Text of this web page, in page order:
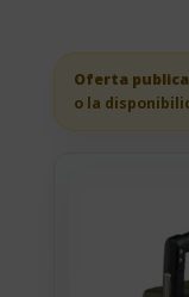
Oferta
o la